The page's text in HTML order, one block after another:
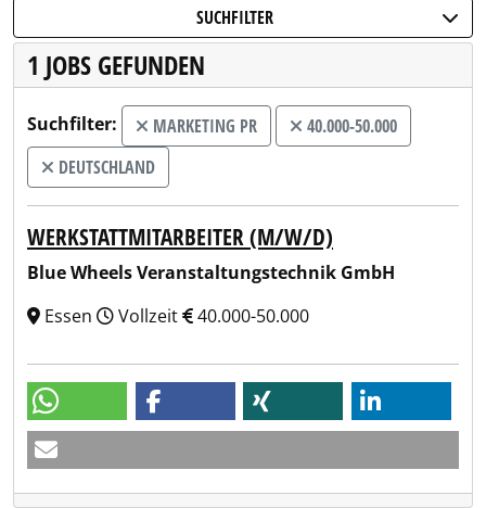
SUCHFILTER
1 JOBS GEFUNDEN
Suchfilter: MARKETING PR
40.000-50.000
DEUTSCHLAND
WERKSTATTMITARBEITER (M/W/D)
Blue Wheels Veranstaltungstechnik GmbH
Essen
Vollzeit 40.000-50.000